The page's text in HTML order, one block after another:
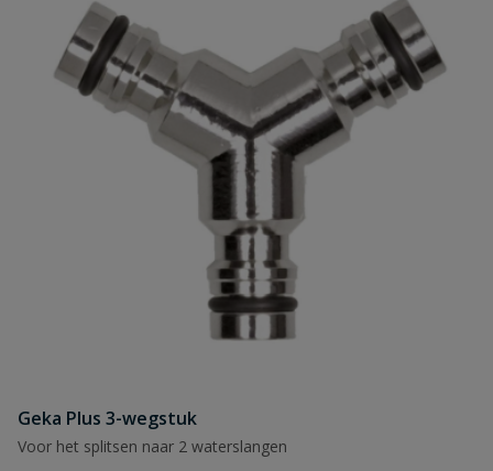
Geka Plus 3-wegstuk
Voor het splitsen naar 2 waterslangen